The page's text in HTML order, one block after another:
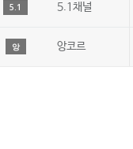
5.1 5.1채널
앙 앙코르